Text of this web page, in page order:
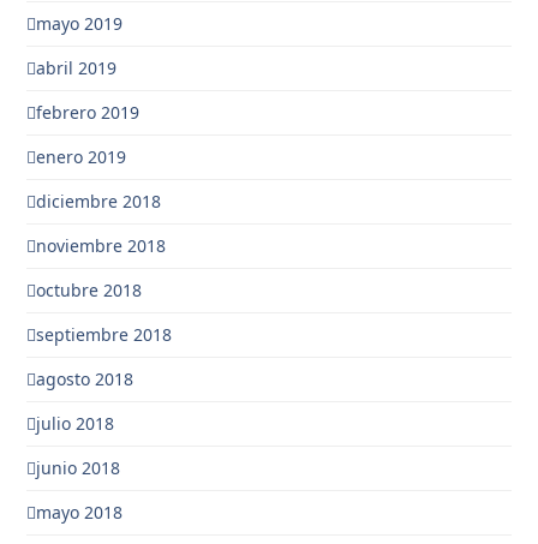
mayo 2019
abril 2019
febrero 2019
enero 2019
diciembre 2018
noviembre 2018
octubre 2018
septiembre 2018
agosto 2018
julio 2018
junio 2018
mayo 2018